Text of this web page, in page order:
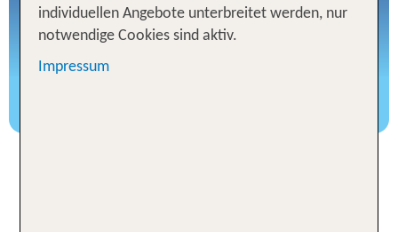
individuellen Angebote unterbreitet werden, nur
notwendige Cookies sind aktiv.
Impressum